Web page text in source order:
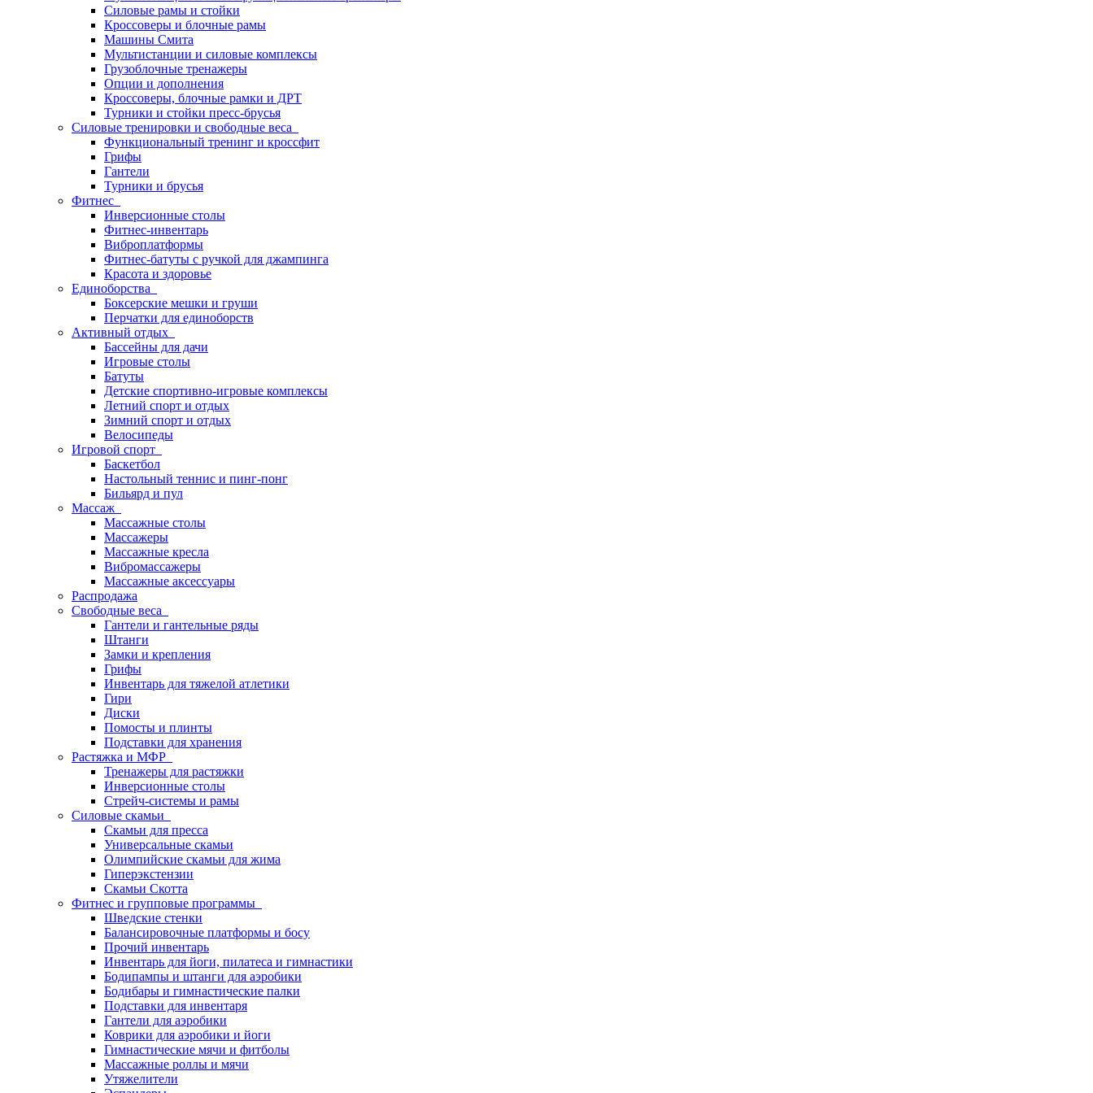
Силовые рамы и стойки
Кроссоверы и блочные рамы
Машины Смита
Мультистанции и силовые комплексы
Грузоблочные тренажеры
Опции и дополнения
Кроссоверы, блочные рамки и ДРТ
Турники и стойки пресс-брусья
Силовые тренировки и свободные веса
Функциональный тренинг и кроссфит
Грифы
Гантели
Турники и брусья
Фитнес
Инверсионные столы
Фитнес-инвентарь
Виброплатформы
Фитнес-батуты с ручкой для джампинга
Красота и здоровье
Единоборства
Боксерские мешки и груши
Перчатки для единоборств
Активный отдых
Бассейны для дачи
Игровые столы
Батуты
Детские спортивно-игровые комплексы
Летний спорт и отдых
Зимний спорт и отдых
Велосипеды
Игровой спорт
Баскетбол
Настольный теннис и пинг-понг
Бильярд и пул
Массаж
Массажные столы
Массажеры
Массажные кресла
Вибромассажеры
Массажные аксессуары
Распродажа
Свободные веса
Гантели и гантельные ряды
Штанги
Замки и крепления
Грифы
Инвентарь для тяжелой атлетики
Гири
Диски
Помосты и плинты
Подставки для хранения
Растяжка и МФР
Тренажеры для растяжки
Инверсионные столы
Стрейч-системы и рамы
Силовые скамьи
Скамьи для пресса
Универсальные скамьи
Олимпийские скамьи для жима
Гиперэкстензии
Скамьи Скотта
Фитнес и групповые программы
Шведские стенки
Балансировочные платформы и босу
Прочий инвентарь
Инвентарь для йоги, пилатеса и гимнастики
Бодипампы и штанги для аэробики
Бодибары и гимнастические палки
Подставки для инвентаря
Гантели для аэробики
Коврики для аэробики и йоги
Гимнастические мячи и фитболы
Массажные роллы и мячи
Утяжелители